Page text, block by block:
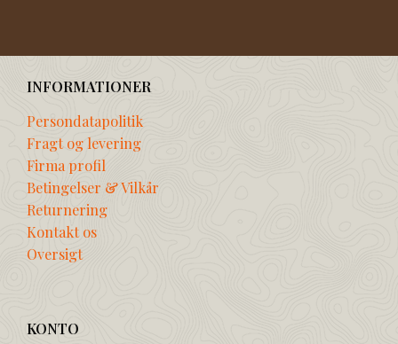
INFORMATIONER
Persondatapolitik
Fragt og levering
Firma profil
Betingelser & Vilkår
Returnering
Kontakt os
Oversigt
KONTO